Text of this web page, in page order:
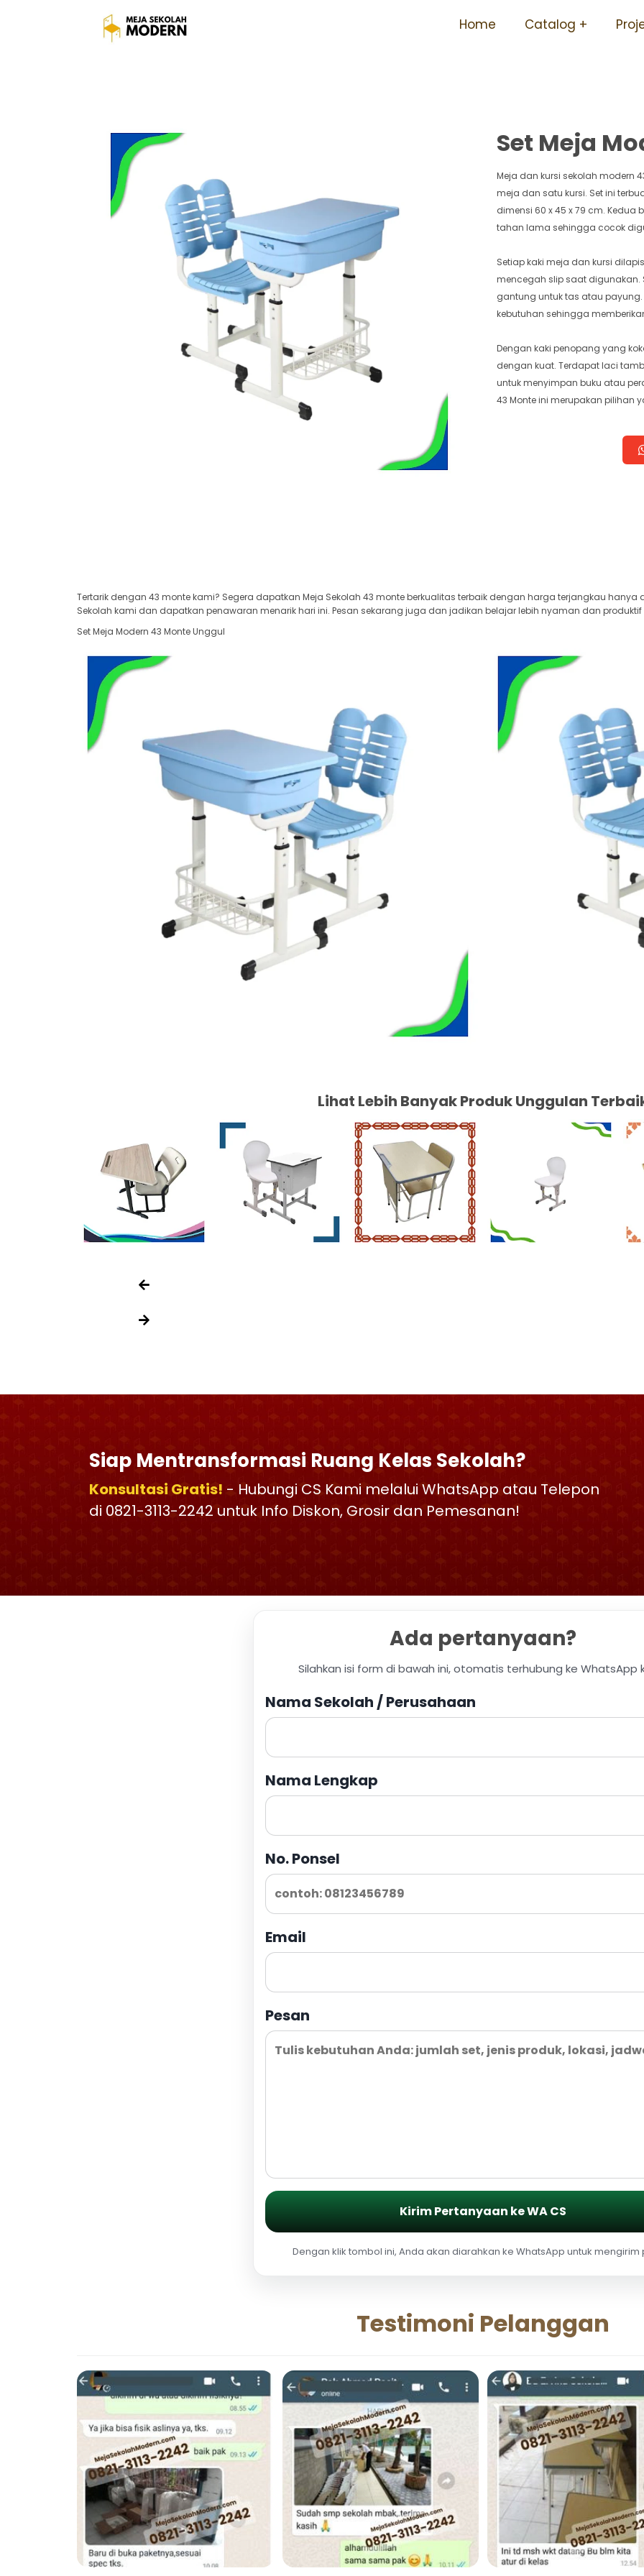
Home Catalog
Harga Meja Sekolah Tk Tersedia Berbagai Ukuran
Set Meja
Meja dan kursi sekolah modern
meja dan satu kursi. Set ini
dimensi 60 x 45 x 79 cm.
tahan lama sehingga cocok
Setiap kaki meja dan kursi
mencegah slip saat digunakan.
gantung untuk tas atau
kebutuhan sehingga
Dengan kaki penopang yang
dengan kuat. Terdapat laci
untuk menyimpan buku atau
43 Monte ini merupakan pilihan
Tertarik dengan 43 monte kami? Segera dapatkan Meja Sekolah 43 monte berkualitas terbaik dengan harga terjangkau
Sekolah kami dan dapatkan penawaran menarik hari ini. Pesan sekarang juga dan jadikan belajar lebih nyaman dan
Set Meja Modern 43 Monte Unggul
Lihat Lebih Banyak Produk Unggulan
Siap Mentransformasi Ruang Kelas Sekolah?
Konsultasi Gratis! - Hubungi CS Kami melalui WhatsApp atau Telepon
di 0821-3113-2242 untuk Info Diskon, Grosir dan Pemesanan!
Ada pertanyaan?
Silahkan isi form di bawah ini, otomatis terhubung ke WhatsApp
Nama Sekolah / Perusahaan
Nama Lengkap
No. Ponsel
Email
Pesan
Kirim Pertanyaan ke WA CS
Dengan klik tombol ini, Anda akan diarahkan ke WhatsApp untuk mengirim
Testimoni Pelanggan